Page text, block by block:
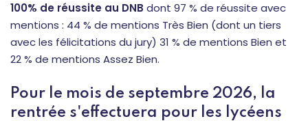
100% de réussite au DNB dont 97 % de réussite avec
mentions : 44 % de mentions Très Bien (dont un tiers
avec les félicitations du jury) 31 % de mentions Bien et
22 % de mentions Assez Bien.
Pour le mois de septembre 2026, la
rentrée s'effectuera pour les lycéens